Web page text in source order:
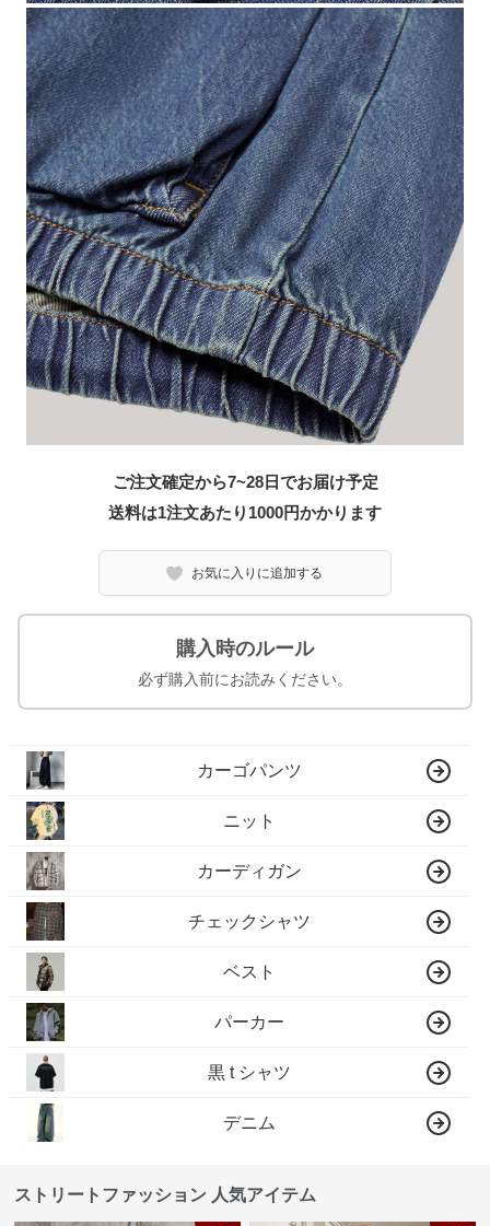
ご注文確定から7~28日でお届け予定
送料は1注文あたり 1000円かかります
お気に入りに追加する
購入時のルール
必ず購入前にお読みください。
カーゴパンツ
ニット
カーディガン
チェックシャツ
ベスト
パーカー
黒 t シャツ
デニム
ストリートファッション 人気アイテム